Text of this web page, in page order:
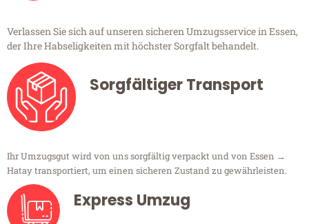
Verlassen Sie sich auf unseren sicheren Umzugsservice in Essen,
der Ihre Habseligkeiten mit höchster Sorgfalt behandelt.
Sorgfältiger Transport
Ihr Umzugsgut wird von uns sorgfältig verpackt und von Essen →
Hatay transportiert, um einen sicheren Zustand zu gewährleisten.
Express Umzug